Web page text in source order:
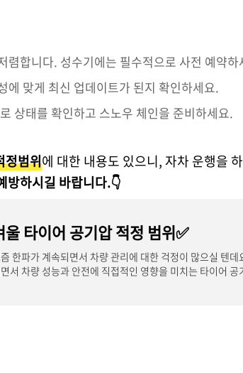
렴합니다. 성수기에는 필수적으로 사전 예약하
에 맞게 최신 업데이트가 된지 확인하세요.
상태를 확인하고 스노우 체인을 준비하세요.
정범위에 대한 내용도 있으니, 자차 운행을
방하시길 바랍니다.👇
울 타이어 공기압 적정 범위✅
한파가 계속되면서 차량 관리에 대한 걱정이 많으실 텐
서 차량 성능과 안전에 직접적인 영향을 미치는 타이어 공